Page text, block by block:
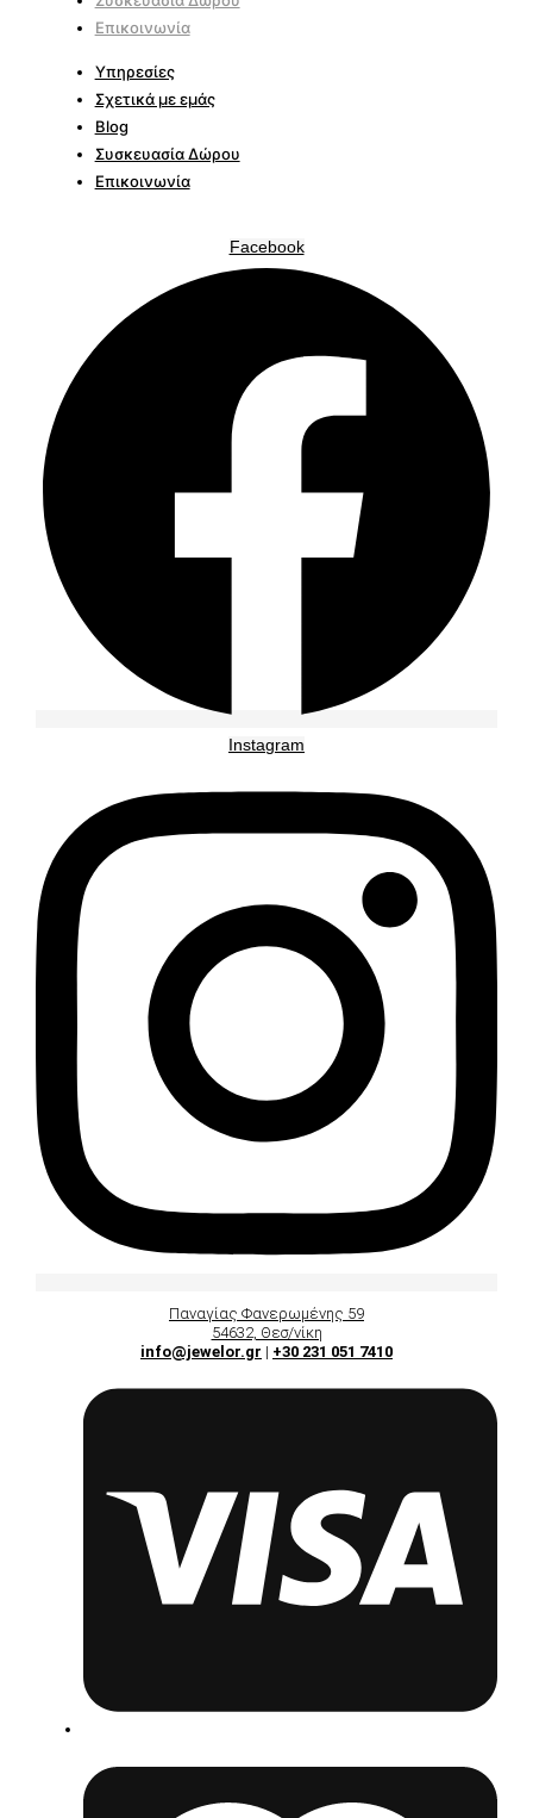
Επικοινωνία
Υπηρεσίες
Σχετικά με εμάς
Blog
Συσκευασία Δώρου
Επικοινωνία
Facebook
Instagram
Παναγίας Φανερωμένης 59
54632, Θεσ/νίκη
info@jewelor.gr | +30 231 051 7410